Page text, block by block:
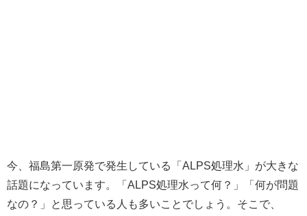
今、福島第一原発で発生している「ALPS処理水」が大きな
話題になっています。「ALPS処理水って何？」「何が問題
なの？」と思っている人も多いことでしょう。そこで、